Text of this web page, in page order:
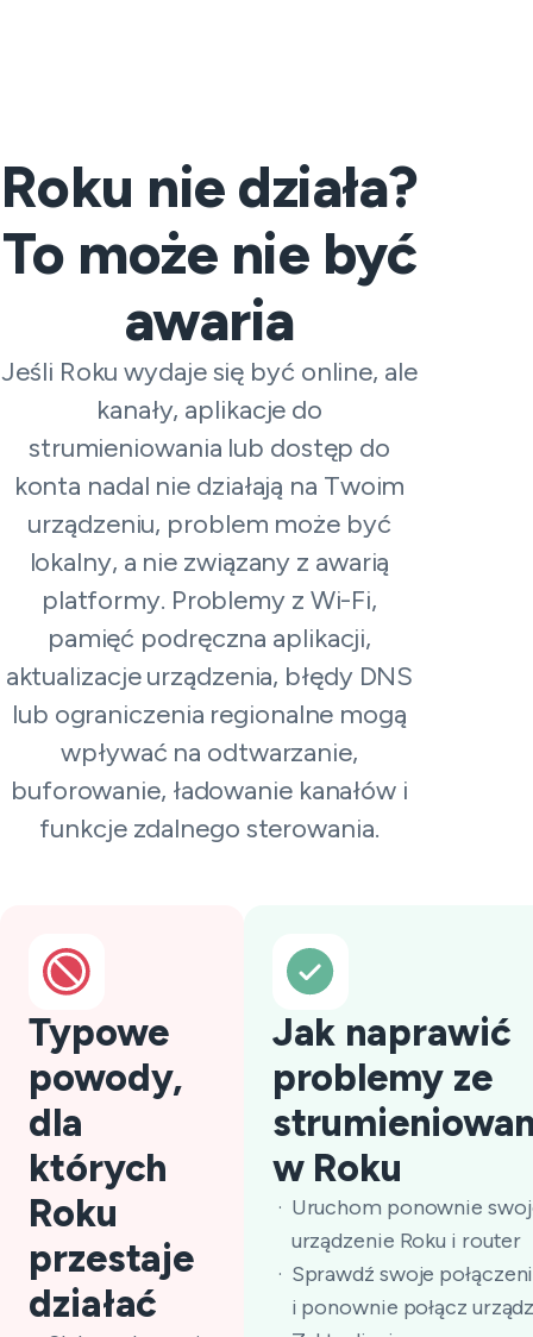
Roku nie działa?
To może nie być
awaria
Jeśli Roku wydaje się być online, ale
kanały, aplikacje do
strumieniowania lub dostęp do
konta nadal nie działają na Twoim
urządzeniu, problem może być
lokalny, a nie związany z awarią
platformy. Problemy z Wi-Fi,
pamięć podręczna aplikacji,
aktualizacje urządzenia, błędy DNS
lub ograniczenia regionalne mogą
wpływać na odtwarzanie,
buforowanie, ładowanie kanałów i
funkcje zdalnego sterowania.
Typowe
powody,
dla
których
Roku
przestaje
działać
Jak naprawić
problemy ze
w Roku
Uruchom ponownie
urządzenie Roku i router
Sprawdź swoje
i ponownie połącz